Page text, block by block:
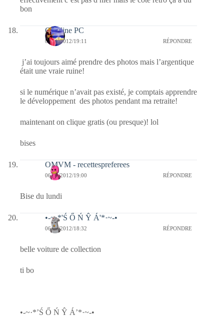
bon
Caroline PC
06/02/2012/19:11 RÉPONDRE
j’ai toujours aimé prendre des photos mais l’argentique
était une vraie ruine!
si le numérique n’avait pas existé, je comptais apprendre
le développement des photos pendant ma retraite!
maintenant on clique gratis (ou presque)! lol
bises
OMVM - recettespreferees
06/02/2012/19:00 RÉPONDRE
Bise du lundi
•-~·*'Ś Ő Ń Ŷ Á'*·~-•
06/02/2012/18:32 RÉPONDRE
belle voiture de collection
ti bo
•-~·*’Ś Ő Ń Ŷ Á’*·~-•